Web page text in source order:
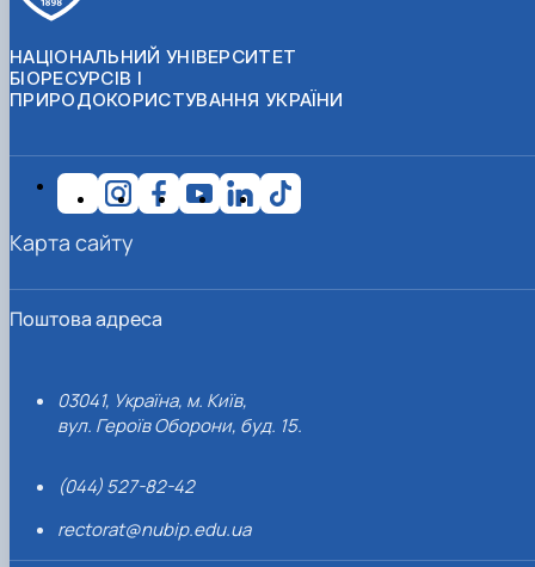
НАЦІОНАЛЬНИЙ УНІВЕРСИТЕТ
БІОРЕСУРСІВ І
ПРИРОДОКОРИСТУВАННЯ УКРАЇНИ
Поштова адреса
03041, Україна, м. Київ,
вул. Героїв Оборони, буд. 15.
(044) 527-82-42
rectorat@nubip.edu.ua
Карта сайту